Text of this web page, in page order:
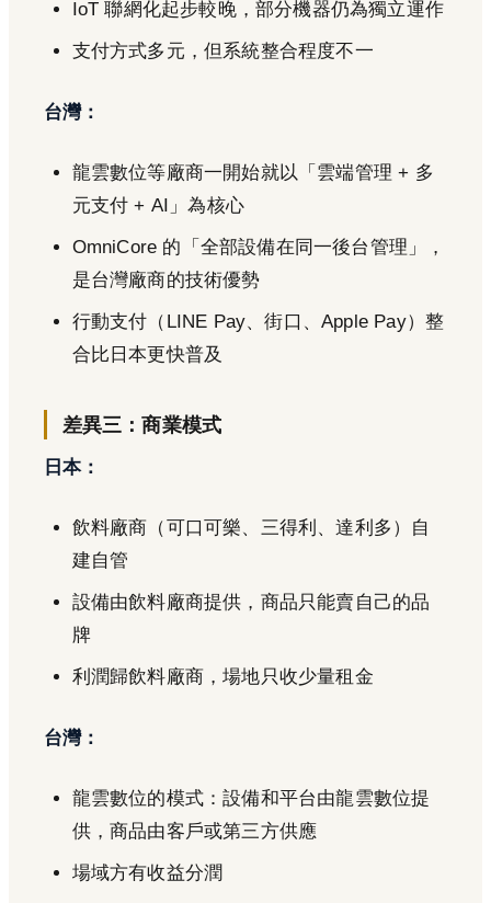
IoT 聯網化起步較晚，部分機器仍為獨立運作
支付方式多元，但系統整合程度不一
台灣：
龍雲數位等廠商一開始就以「雲端管理 + 多
元支付 + AI」為核心
OmniCore 的「全部設備在同一後台管理」，
是台灣廠商的技術優勢
行動支付（LINE Pay、街口、Apple Pay）整
合比日本更快普及
差異三：商業模式
日本：
飲料廠商（可口可樂、三得利、達利多）自
建自管
設備由飲料廠商提供，商品只能賣自己的品
牌
利潤歸飲料廠商，場地只收少量租金
台灣：
龍雲數位的模式：設備和平台由龍雲數位提
供，商品由客戶或第三方供應
場域方有收益分潤